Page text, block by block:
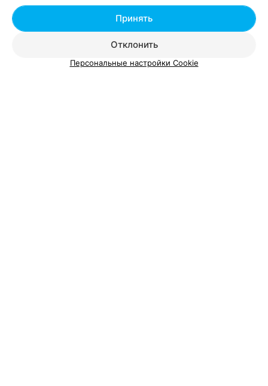
Стрижка "Бобрик"
Стрижка мужская «Классик»
Отклонить
Принять
Персональные настройки Cookie